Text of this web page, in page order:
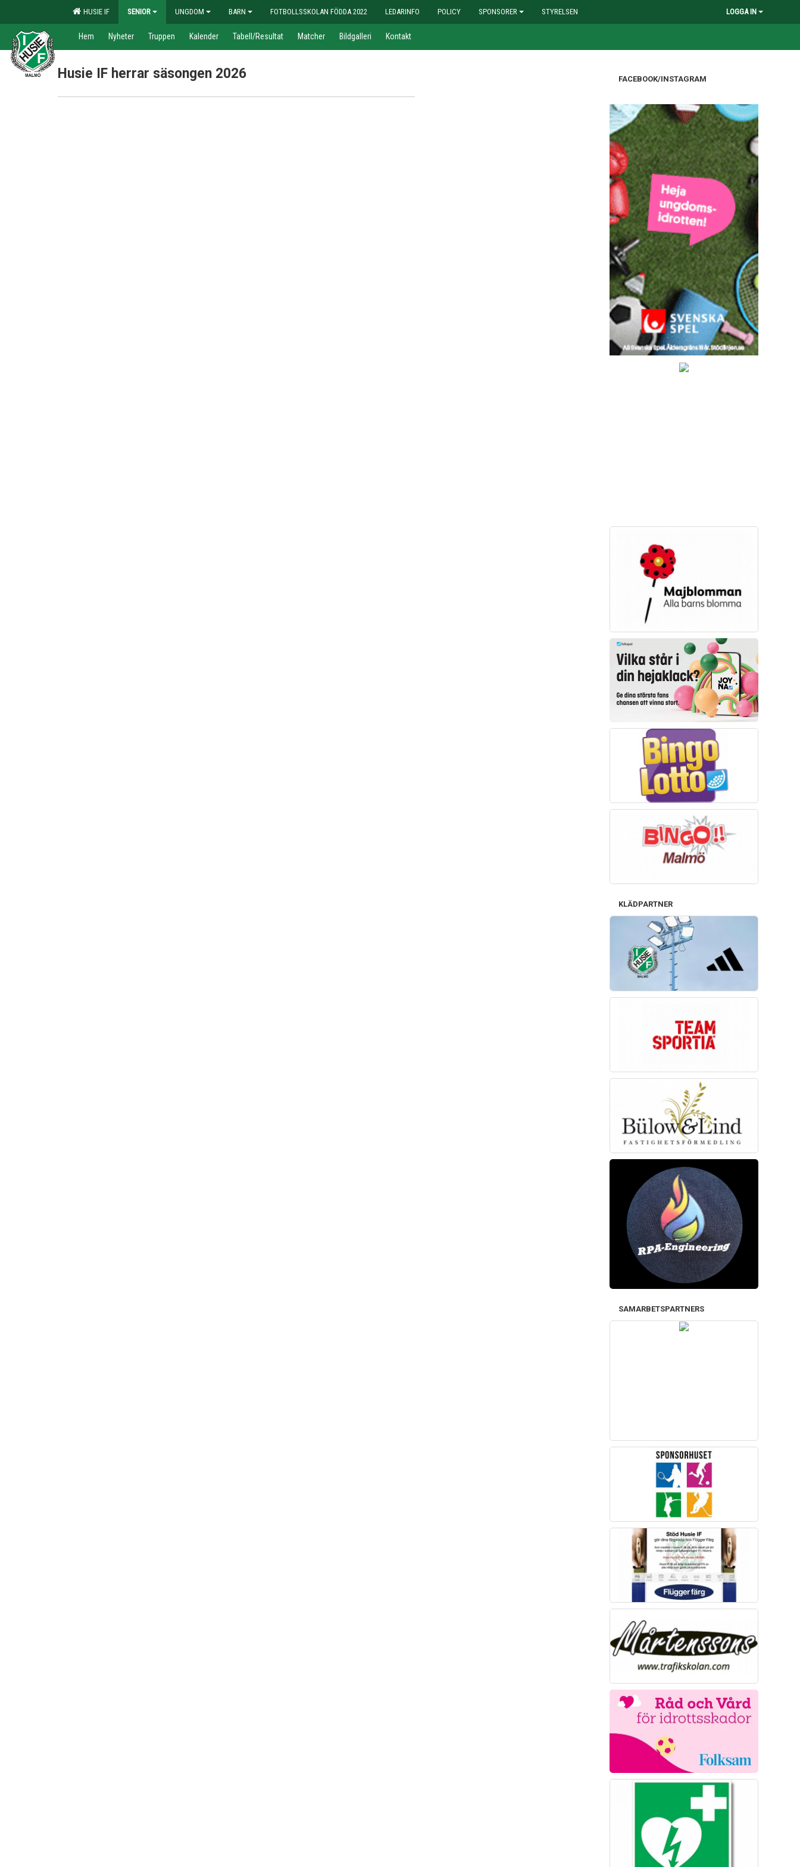
HUSIE IF SENIOR UNGDOM BARN FOTBOLLSSKOLAN FÖDDA 2022 LEDARINFO POLICY SPONSORER STYRELSEN LOGGA IN
Hem Nyheter Truppen Kalender Tabell/Resultat Matcher Bildgalleri Kontakt
Husie IF herrar säsongen 2026 FACEBOOK/INSTAGRAM
KLÄDPARTNER
SAMARBETSPARTNERS